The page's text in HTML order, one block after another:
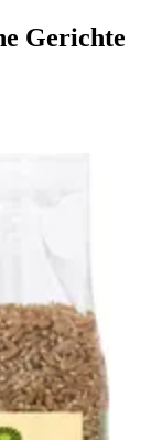
Gerichte